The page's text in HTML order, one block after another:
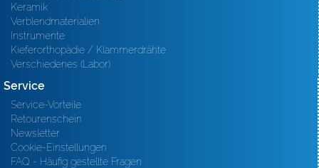
Keramik
Verblendmaterialien
Instrumente
Kieferorthopädie / Klammerdrähte
Verschiedenes (Labor)
Service
Service-Vorteile
Retourenschein
Newsletter
Cookie-Einstellungen
FAQ - Häufig gestellte Fragen